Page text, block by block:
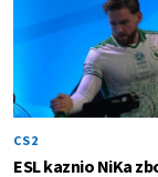
CS2
ESL kaznio NiKa